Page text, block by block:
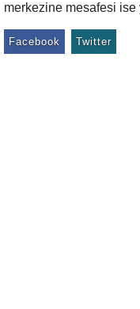
merkezine mesafesi ise
Facebook Twitter